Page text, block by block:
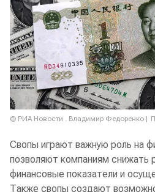
© РИА Новости . Владимир Федоренко
Свопы играют важную роль на
позволяют компаниям снижать
финансовые показатели и
Также свопы создают